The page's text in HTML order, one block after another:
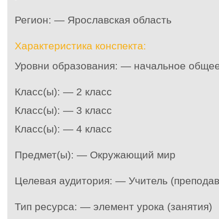
Регион: — Ярославская область
Характеристика конспекта:
Уровни образования: — начальное
Класс(ы): — 2 класс
Класс(ы): — 3 класс
Класс(ы): — 4 класс
Предмет(ы): — Окружающий мир
Целевая аудитория: — Учитель
Тип ресурса: — элемент урока (занятия)